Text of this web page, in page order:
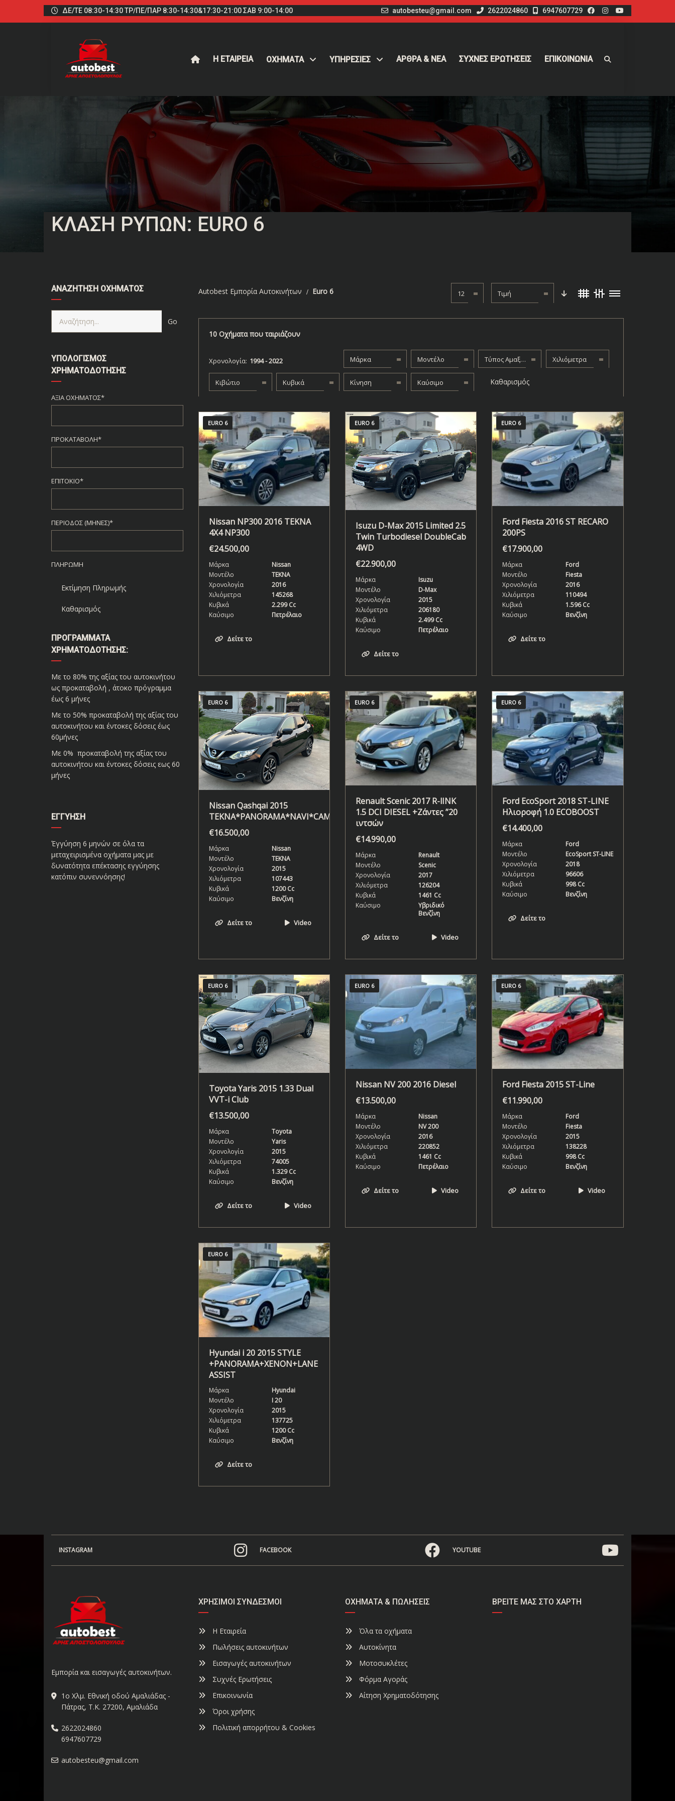
ΔΕ/ΤΕ 08:30-14:30 ΤΡ/ΠΕ/ΠΑΡ 8:30-14:30&17:30-21:00 ΣΑΒ 9:00-14:00 autobesteu@gmail.com 2622024860 6947607729
Η ΕΤΑΙΡΕΙΑ ΟΧΉΜΑΤΑ ΥΠΗΡΕΣΙΕΣ ΑΡΘΡΑ & ΝΕΑ ΣΥΧΝΕΣ ΕΡΩΤΗΣΕΙΣ ΕΠΙΚΟΙΝΩΝΙΑ
ΚΛΆΣΗ ΡΎΠΩΝ: EURO 6
ΑΝΑΖΉΤΗΣΗ ΟΧΉΜΑΤΟΣ
ΥΠΟΛΟΓΙΣΜΌΣ
ΧΡΗΜΑΤΟΔΌΤΗΣΗΣ
ΑΞΊΑ ΟΧΉΜΑΤΟΣ*
ΠΡΟΚΑΤΑΒΟΛΉ*
ΕΠΙΤΌΚΙΟ*
ΠΕΡΊΟΔΟΣ (ΜΉΝΕΣ)*
ΠΛΗΡΩΜΉ
Εκτίμηση Πληρωμής
Καθαρισμός
ΠΡΟΓΡΆΜΜΑΤΑ
ΧΡΗΜΑΤΟΔΌΤΗΣΗΣ:
Με το 80% της αξίας του αυτοκινήτου
ως προκαταβολή , άτοκο πρόγραμμα
έως 6 μήνες
Με το 50% προκαταβολή της αξίας του
αυτοκινήτου και έντοκες δόσεις έως
60μήνες
Με 0% προκαταβολή της αξίας του
αυτοκινήτου και έντοκες δόσεις εως 60
μήνες
ΕΓΓΎΗΣΗ
Έγγύηση 6 μηνών σε όλα τα
μεταχειρισμένα οχήματα μας με
δυνατότητα επέκτασης εγγύησης
κατόπιν συνεννόησης!
Autobest Εμπορία Αυτοκινήτων Euro 6 12 Τιμή
10 Οχήματα που ταιριάζουν
Χρονολογία: Μάρκα Μοντέλο Τύπος Αμαξώματος Χιλιόμετρα
Κιβώτιο Κυβικά Κίνηση Καύσιμο Καθαρισμός
EURO 6
Nissan NP300 2016 TEKNA
4X4 NP300
€24.500,00
Μάρκα
Nissan
Μοντέλο
TEKNA
Χρονολογία
2016
Χιλιόμετρα
145268
Κυβικά
2.299 Cc
Καύσιμο
Πετρέλαιο
Δείτε το
EURO 6
Isuzu D-Max 2015 Limited 2.5
Twin Turbodiesel DoubleCab
4WD
€22.900,00
Μάρκα
Isuzu
Μοντέλο
D-Max
Χρονολογία
2015
Χιλιόμετρα
206180
Κυβικά
2.499 Cc
Καύσιμο
Πετρέλαιο
Δείτε το
EURO 6
Ford Fiesta 2016 ST RECARO
200PS
€17.900,00
Μάρκα
Ford
Μοντέλο
Fiesta
Χρονολογία
2016
Χιλιόμετρα
110494
Κυβικά
1.596 Cc
Καύσιμο
Βενζίνη
Δείτε το
EURO 6
Nissan Qashqai 2015
TEKNA*PANORAMA*NAVI*CAMERA*
€16.500,00
Μάρκα
Nissan
Μοντέλο
TEKNA
Χρονολογία
2015
Χιλιόμετρα
107443
Κυβικά
1200 Cc
Καύσιμο
Βενζίνη
Δείτε το Video
EURO 6
Renault Scenic 2017 R-lINK
1.5 DCI DIESEL +Ζάντες ”20
ιντσών
€14.990,00
Μάρκα
Renault
Μοντέλο
Scenic
Χρονολογία
2017
Χιλιόμετρα
126204
Κυβικά
1461 Cc
Καύσιμο
Υβριδικό
Βενζίνη
Δείτε το Video
EURO 6
Ford EcoSport 2018 ST-LINE
Ηλιοροφή 1.0 ECOBOOST
€14.400,00
Μάρκα
Ford
Μοντέλο
EcoSport ST-LINE
Χρονολογία
2018
Χιλιόμετρα
96606
Κυβικά
998 Cc
Καύσιμο
Βενζίνη
Δείτε το
EURO 6
Toyota Yaris 2015 1.33 Dual
VVT-i Club
€13.500,00
Μάρκα
Toyota
Μοντέλο
Yaris
Χρονολογία
2015
Χιλιόμετρα
74005
Κυβικά
1.329 Cc
Καύσιμο
Βενζίνη
Δείτε το Video
EURO 6
Nissan NV 200 2016 Diesel
€13.500,00
Μάρκα
Nissan
Μοντέλο
NV 200
Χρονολογία
2016
Χιλιόμετρα
220852
Κυβικά
1461 Cc
Καύσιμο
Πετρέλαιο
Δείτε το Video
EURO 6
Ford Fiesta 2015 ST-Line
€11.990,00
Μάρκα
Ford
Μοντέλο
Fiesta
Χρονολογία
2015
Χιλιόμετρα
138228
Κυβικά
998 Cc
Καύσιμο
Βενζίνη
Δείτε το Video
EURO 6
Hyundai i 20 2015 STYLE
+PANORAMA+XENON+LANE
ASSIST
Μάρκα
Hyundai
Μοντέλο
I 20
Χρονολογία
2015
Χιλιόμετρα
137725
Κυβικά
1200 Cc
Καύσιμο
Βενζίνη
Δείτε το
INSTAGRAM FACEBOOK YOUTUBE
Εμπορία και εισαγωγές αυτοκινήτων.
1ο Χλμ. Εθνική οδού Αμαλιάδας -
Πάτρας, Τ.Κ. 27200, Αμαλιάδα
2622024860
6947607729
autobesteu@gmail.com
ΧΡΉΣΙΜΟΙ ΣΎΝΔΕΣΜΟΙ
Η Εταιρεία
Πωλήσεις αυτοκινήτων
Εισαγωγές αυτοκινήτων
Συχνές Ερωτήσεις
Επικοινωνία
Όροι χρήσης
Πολιτική απορρήτου & Cookies
ΟΧΉΜΑΤΑ & ΠΩΛΉΣΕΙΣ
Όλα τα οχήματα
Αυτοκίνητα
Μοτοσυκλέτες
Φόρμα Αγοράς
Αίτηση Χρηματοδότησης
ΒΡΕΊΤΕ ΜΑΣ ΣΤΟ ΧΆΡΤΗ